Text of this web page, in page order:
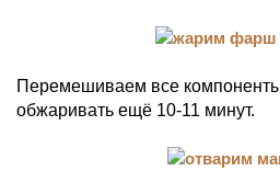
Перемешиваем все
обжаривать ещё 10-11 минут.